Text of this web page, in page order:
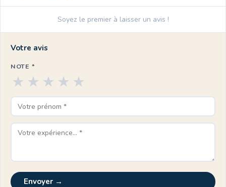
Soyez le premier à laisser un avis !
Votre avis
NOTE *
★
★
★
★
★
Envoyer →